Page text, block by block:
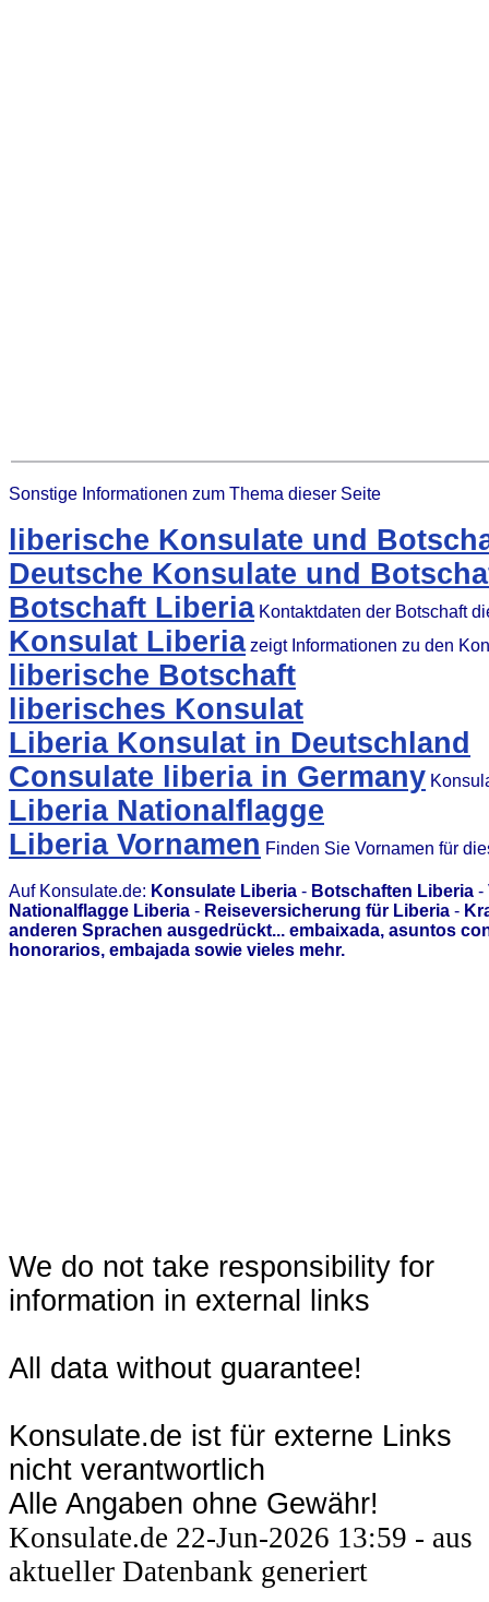
Sonstige Informationen zum Thema dieser Seite
liberische Konsulate und
Deutsche Konsulate und
Botschaft LiberiaKontaktdaten der Botschaft
Konsulat Liberiazeigt Informationen zu den
liberische Botschaft
liberisches Konsulat
Liberia Konsulat in Deutschland
Consulate liberia in Germany
Liberia Nationalflagge
Liberia Vornamen Finden Sie Vornamen für
Auf Konsulate.de: Konsulate Liberia - Botschaften Liberia -
Nationalflagge Liberia - Reiseversicherung für Liberia -
anderen Sprachen ausgedrückt... embaixada, asuntos
honorarios, embajada sowie vieles mehr.
We do not take responsibility for
information in external links
All data without guarantee!
Konsulate.de ist für externe Links
nicht verantwortlich
Alle Angaben ohne Gewähr!
Konsulate.de 22-Jun-2026 13:59 - aus
aktueller Datenbank generiert